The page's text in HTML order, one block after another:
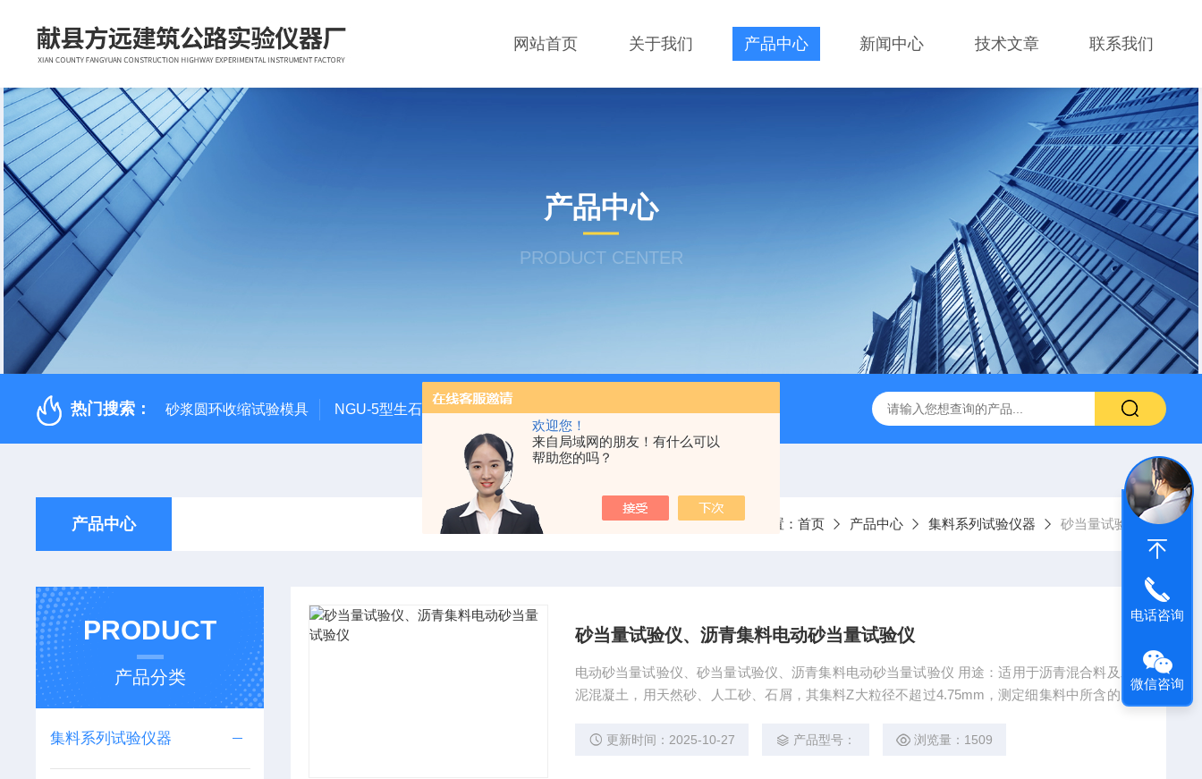
欢迎您！
来自局域网的朋友！有什么可以
帮助您的吗？
网站首页 关于我们 产品中心 新闻中心 技术文章 联系我们
产品中心
PRODUCT CENTER
热门搜索： 砂浆圆环收缩试验模具 NGU-5型生石灰消化器（保温带盖消化器） *GB/T 50080-2016标准普通混凝土泌水率试验容量筒试验方法 生石灰浆渣测定仪
产品中心 当前位置： 首页 产品中心 集料系列试验仪器 砂当量试验仪
PRODUCT
产品分类
集料系列试验仪器
砂当量试验仪、沥青集料电动砂当量试验仪
电动砂当量试验仪、砂当量试验仪、沥青集料电动砂当量试验仪 用途：适用于沥青混合料及水
泥混凝土，用天然砂、人工砂、石屑，其集料Z大粒径不超过4.75mm，测定细集料中所含的粘
更新时间：2025-10-27 产品型号： 浏览量：1509
电话咨询
微信咨询